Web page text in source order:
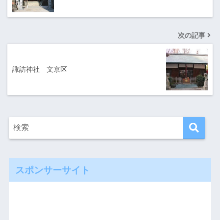
次の記事
諏訪神社 文京区
スポンサーサイト